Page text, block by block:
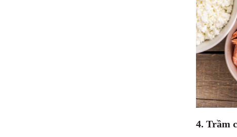
4. Trầm